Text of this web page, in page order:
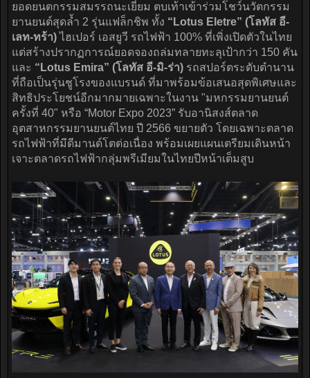
ยอดยนตกรรมสมรรถนะเยี่ยม ตบเท้าเข้าร่วมโชว์นวัตกรรม
ยานยนต์สุดล้ำ 2 รุ่นแฟล็กชิพ ทั้ง “Lotus Eletre” (โลทัส อี-
เลท-ทร้า)ไฮเปอร์ เอสยูวี รถไฟฟ้า 100% ที่เพิ่งเปิดตัวในไทย
แต่สร้างปรากฏการณ์ยอดจองถล่มทลายทะลุเป้ากว่า 150 คัน
และ “Lotus Emira” (โลทัส อี-มิ-ร่า) รถสปอร์ตระดับตำนาน
ที่ถือเป็นรุ่นชูโรงของแบรนด์ ที่มาพร้อมข้อเสนอสุดพิเศษและ
สิทธิประโยชน์อีกมากมายเฉพาะในงาน "มหกรรมยานยนต์
ครั้งที่ 40" หรือ “Motor Expo 2023” รับอานิสงส์ตลาด
อุตสาหกรรมยานยนต์ไทย ปี 2566 ขยายตัว โดยเฉพาะตลาด
รถไฟฟ้าที่มีดีมานด์โตต่อเนื่อง พร้อมเผยแผนเตรียมเดินหน้า
เจาะตลาดรถไฟฟ้ากลุ่มพรีเมียมในไทยปีหน้าเต็มสูบ